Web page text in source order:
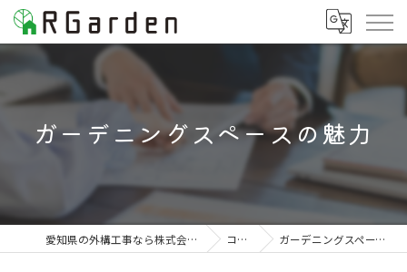
ガーデニングスペースの魅力
愛知県の外構工事なら株式会社RGarden コラム ガーデニングスペースの魅力